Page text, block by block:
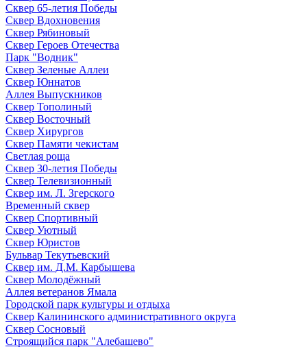
Сквер 65-летия Победы
Сквер Вдохновения
Сквер Рябиновый
Сквер Героев Отечества
Парк "Водник"
Сквер Зеленые Аллеи
Сквер Юннатов
Аллея Выпускников
Сквер Тополиный
Сквер Восточный
Сквер Хирургов
Сквер Памяти чекистам
Светлая роща
Сквер 30-летия Победы
Сквер Телевизионный
Сквер им. Л. Згерского
Временный сквер
Сквер Спортивный
Сквер Уютный
Сквер Юристов
Бульвар Текутьевский
Сквер им. Д.М. Карбышева
Сквер Молодёжный
Аллея ветеранов Ямала
Городской парк культуры и отдыха
Сквер Калининского административного округа
Сквер Сосновый
Строящийся парк "Алебашево"